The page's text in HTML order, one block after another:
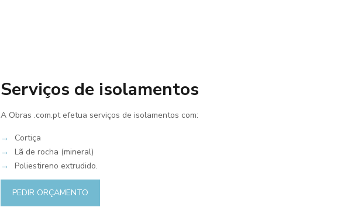
Serviços de isolamentos
A Obras .com.pt efetua serviços de isolamentos com:
→
Cortiça
→
Lã de rocha (mineral)
→
Poliestireno extrudido.
PEDIR ORÇAMENTO